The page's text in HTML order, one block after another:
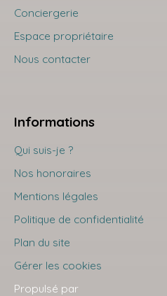
Conciergerie
Espace propriétaire
Nous contacter
Informations
Qui suis-je ?
Nos honoraires
Mentions légales
Politique de confidentialité
Plan du site
Gérer les cookies
Propulsé par